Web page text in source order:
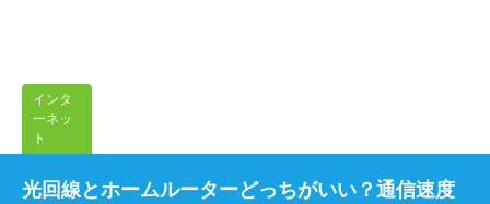
インタ
ーネッ
ト
光回線とホームルーターどっちがいい？通信速度